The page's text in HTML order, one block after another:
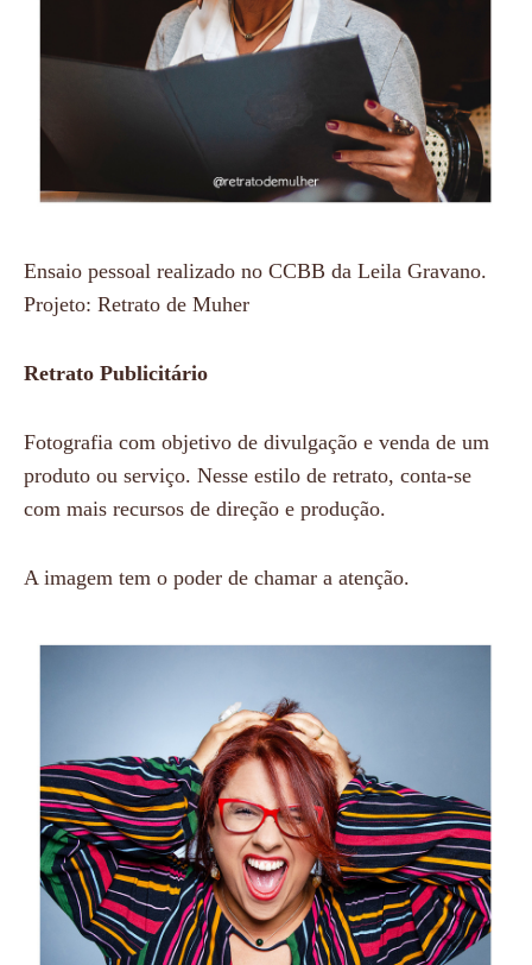
Ensaio pessoal realizado no CCBB da Leila Gravano.
Projeto: Retrato de Muher
Retrato Publicitário
Fotografia com objetivo de divulgação e venda de um
produto ou serviço. Nesse estilo de retrato, conta-se
com mais recursos de direção e produção.
A imagem tem o poder de chamar a atenção.